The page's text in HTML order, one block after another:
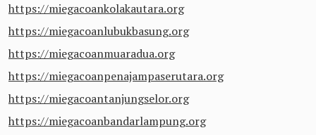
https://miegacoankolakautara.org
https://miegacoanlubukbasung.org
https://miegacoanmuaradua.org
https://miegacoanpenajampaserutara.org
https://miegacoantanjungselor.org
https://miegacoanbandarlampung.org